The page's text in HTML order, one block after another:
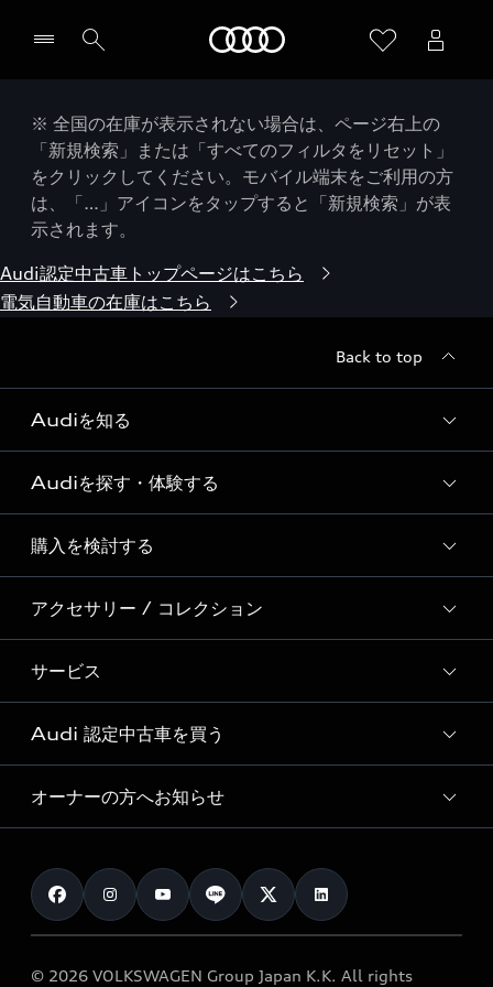
※ 全国の在庫が表示されない場合は、ページ右上の
「新規検索」または「すべてのフィルタをリセット」
をクリックしてください。モバイル端末をご利用の方
は、「…」アイコンをタップすると「新規検索」が表
示されます。
Audi認定中古車トップページはこちら
電気自動車の在庫はこちら
Back to top
Audiを知る
Audi ブランド
Story of Progress
Audi Sport
Formula 1®
デジタルサービス
Audiを探す・体験する
ディーラー検索
新車在庫検索
試乗車・展示車検索
見積り依頼
試乗予約
購入を検討する
モデル一覧
特別仕様モデル / 限定モデル
e-tronラインアップ
価格シミュレーション
車両比較
カタログ一覧
アクセサリー / コレクション
純正アクセサリー
オンラインショップ
Audi collection
アウディナビアプリ
サービス
サービス入庫予約
サービスプログラム
メンテナンス
車検 / 定期点検
e-tronアフターサポート
Audi 認定中古車を買う
Audi認定中古車
クオリティ
保証
メンテナンス
オーナーの方へお知らせ
お知らせ
オーナー様向けキャンペーン
© 2026 VOLKSWAGEN Group Japan K.K. All rights